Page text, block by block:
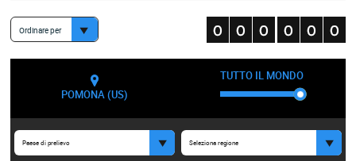
Ordinare per
POMONA (US)
TUTTO IL MONDO
Paese di prelievo Seleziona regione